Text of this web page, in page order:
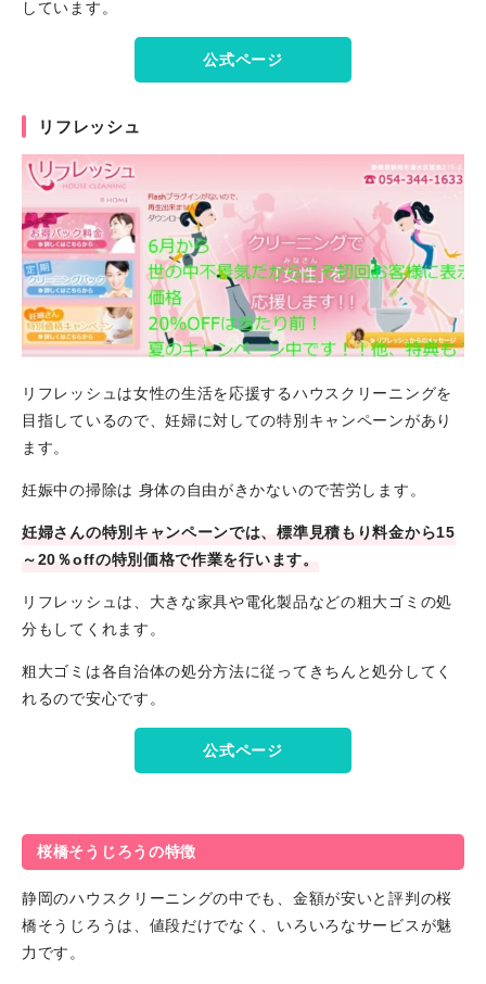
しています。
公式ページ
リフレッシュ
リフレッシュは女性の生活を応援するハウスクリーニングを
目指しているので、妊婦に対しての特別キャンペーンがあり
ます。
妊娠中の掃除は 身体の自由がきかないので苦労します。
妊婦さんの特別キャンペーンでは、標準見積もり料金から15
～20％offの特別価格で作業を行います。
リフレッシュは、大きな家具や電化製品などの粗大ゴミの処
分もしてくれます。
粗大ゴミは各自治体の処分方法に従ってきちんと処分してく
れるので安心です。
公式ページ
桜橋そうじろうの特徴
静岡のハウスクリーニングの中でも、金額が安いと評判の桜
橋そうじろうは、値段だけでなく、いろいろなサービスが魅
力です。